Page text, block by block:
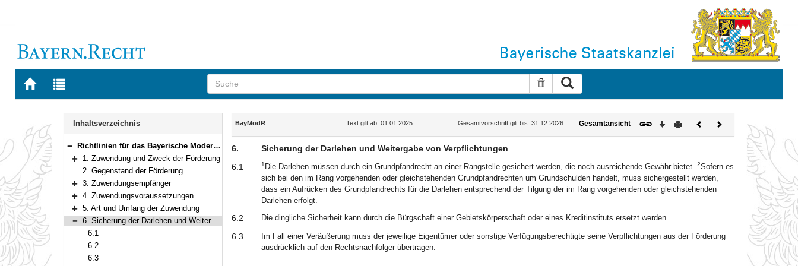
Zur
BAYERN.RECHT
Zur
letzten
Suche zurücksetzen
Navigation
Inhaltsverzeichnis
Bereich reduzieren
Richtlinien für das Bayerische Modernisierungsprogramm
Bereich erweitern
1. Zuwendung und Zweck der Förderung
2. Gegenstand der Förderung
Bereich erweitern
3. Zuwendungsempfänger
Bereich erweitern
4. Zuwendungsvoraussetzungen
Bereich erweitern
5. Art und Umfang der Zuwendung
Bereich reduzieren
6. Sicherung der Darlehen und Weitergabe von Verpflichtungen
6.1
6.2
6.3
Inhalt
BayModR Text gilt ab: 01.01.2025 Gesamtvorschrift gilt bis: 31.12.2026 Gesamtansicht Download
DruckenVorherigesNächstes
Dokument
6.
Sicherung der Darlehen und Weitergabe von Verpflichtungen
6.1
1 Die Darlehen müssen durch ein Grundpfandrecht an einer Rangstelle gesichert werden, die noch ausreichende Gewähr bietet. 2Sofern es
sich bei den im Rang vorgehenden oder gleichstehenden Grundpfandrechten um Grundschulden handelt, muss sichergestellt werden,
dass ein Aufrücken des Grundpfandrechts für die Darlehen entsprechend der Tilgung der im Rang vorgehenden oder gleichstehenden
Darlehen erfolgt.
6.2 Die dingliche Sicherheit kann durch die Bürgschaft einer Gebietskörperschaft oder eines Kreditinstituts ersetzt werden.
6.3
Im Fall einer Veräußerung muss der jeweilige Eigentümer oder sonstige Verfügungsberechtigte seine Verpflichtungen aus der Förderung
ausdrücklich auf den Rechtsnachfolger übertragen.